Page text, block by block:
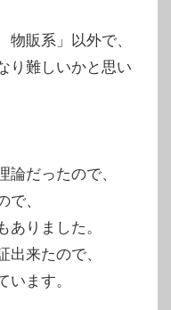
物販系」以外で、
り難しいかと思い
論だったので、
で、
ありました。
出来たので、
います。